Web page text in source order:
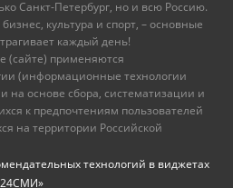
Санкт-Петербург, но и всю Россию.
культура и спорт, – основные
каждый день!
(сайте) применяются
(информационные технологии
на основе сбора, систематизации и
к предпочтениям пользователей
на территории Российской
технологий в виджетах